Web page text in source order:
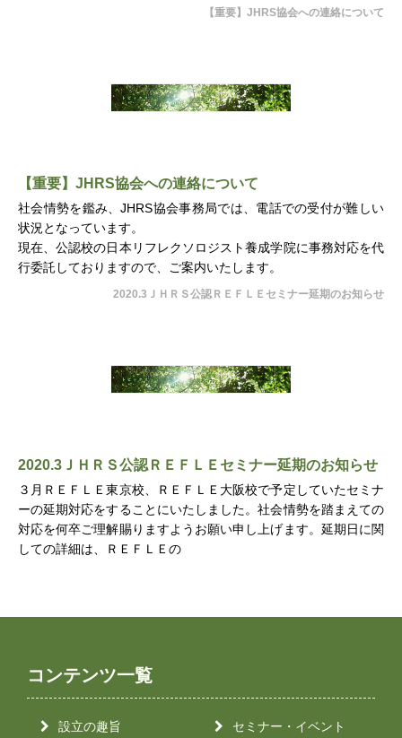
【重要】JHRS協会への連絡について
【重要】JHRS協会への連絡について
社会情勢を鑑み、JHRS協会事務局では、電話での受付が難しい
状況となっています。
現在、公認校の日本リフレクソロジスト養成学院に事務対応を代
行委託しておりますので、ご案内いたします。
2020.3ＪＨＲＳ公認ＲＥＦＬＥセミナー延期のお知らせ
2020.3ＪＨＲＳ公認ＲＥＦＬＥセミナー延期のお知らせ
３月ＲＥＦＬＥ東京校、ＲＥＦＬＥ大阪校で予定していたセミナ
ーの延期対応をすることにいたしました。社会情勢を踏まえての
対応を何卒ご理解賜りますようお願い申し上げます。延期日に関
しての詳細は、ＲＥＦＬＥの
コンテンツ一覧
設立の趣旨 セミナー・イベント